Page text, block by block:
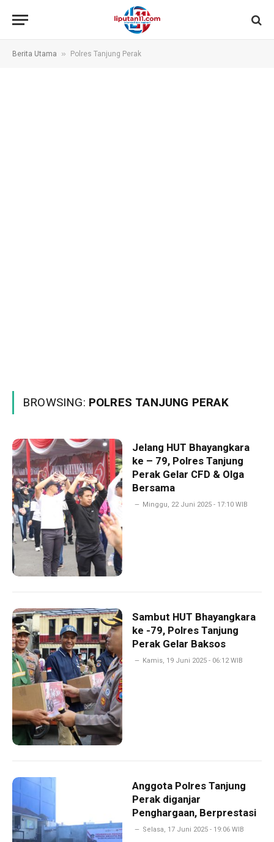
Berita Utama » Polres Tanjung Perak
BROWSING: POLRES TANJUNG PERAK
Jelang HUT Bhayangkara
ke – 79, Polres Tanjung
Perak Gelar CFD & Olga
Bersama
Minggu, 22 Juni 2025 - 17:10 WIB
Sambut HUT Bhayangkara
ke -79, Polres Tanjung
Perak Gelar Baksos
Kamis, 19 Juni 2025 - 06:12 WIB
Anggota Polres Tanjung
Perak diganjar
Penghargaan, Berprestasi
Selasa, 17 Juni 2025 - 19:06 WIB